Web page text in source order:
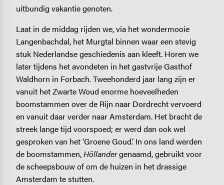
uitbundig vakantie genoten.
Laat in de middag rijden we, via het wondermooie
Langenbachdal, het Murgtal binnen waar een stevig
stuk Nederlandse geschiedenis aan kleeft. Horen we
later tijdens het avondeten in het gastvrije Gasthof
Waldhorn in Forbach. Tweehonderd jaar lang zijn er
vanuit het Zwarte Woud enorme hoeveelheden
boomstammen over de Rijn naar Dordrecht vervoerd
en vanuit daar verder naar Amsterdam. Het bracht de
streek lange tijd voorspoed; er werd dan ook wel
gesproken van het ‘Groene Goud.’ In ons land werden
de boomstammen,Höllandergenaamd, gebruikt voor
de scheepsbouw of om de huizen in het drassige
Amsterdam te stutten.